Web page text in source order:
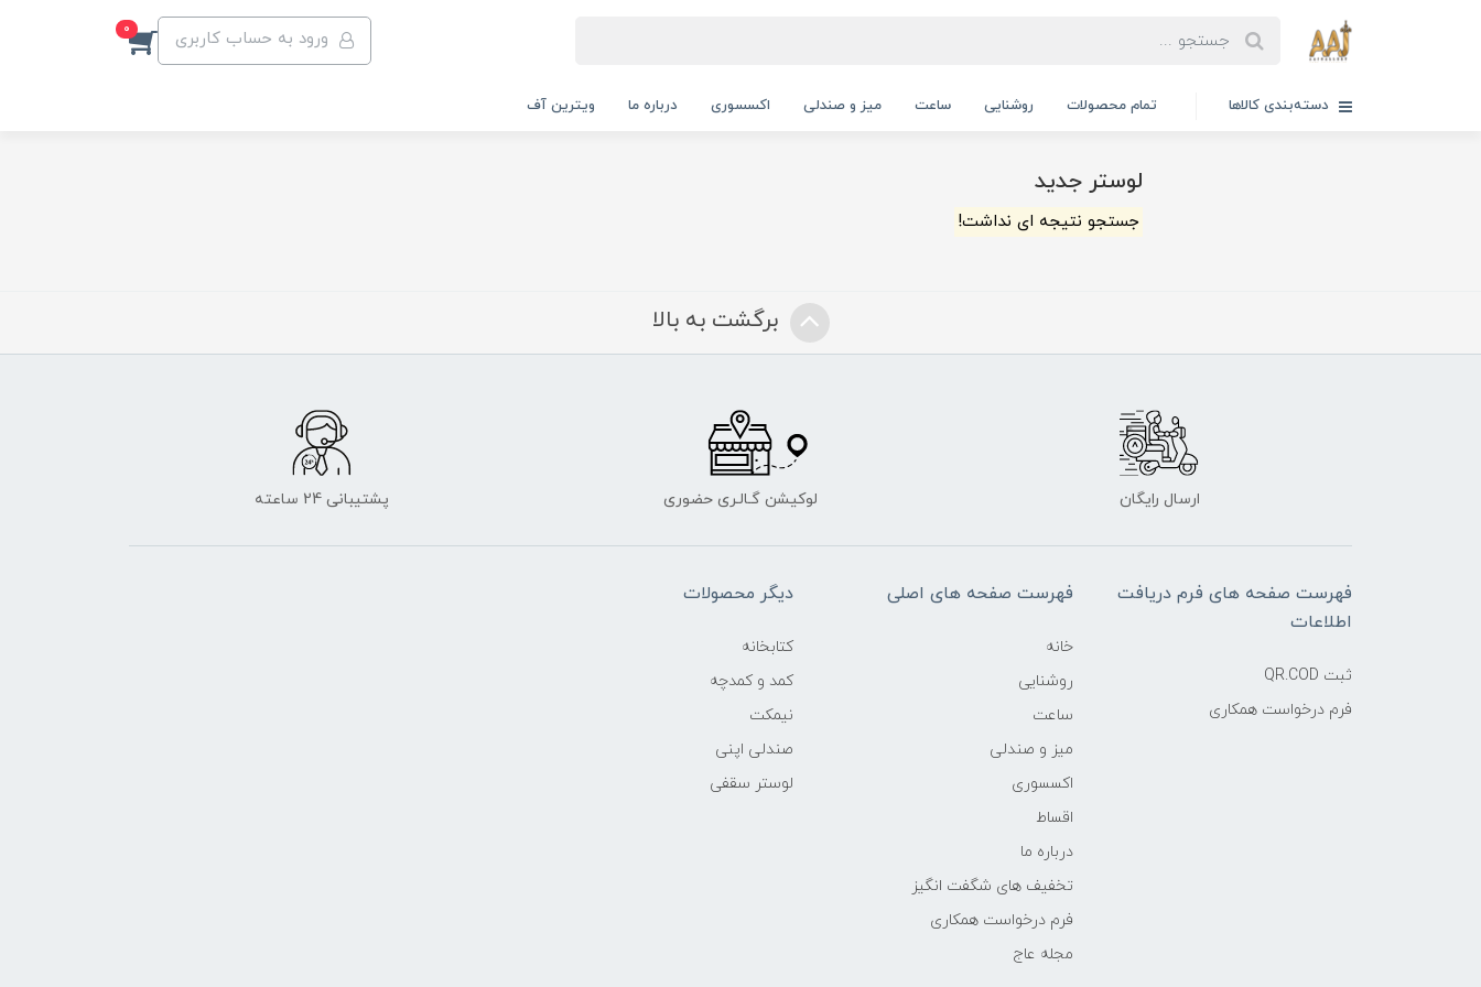
ورود به حساب کاربری 0
دسته‌بندی کالاها تمام محصولات روشنایی ساعت میز و صندلی اکسسوری درباره ما ویترین آف
لوستر جدید
جستجو نتیجه ای نداشت!
برگشت به بالا
ارسال رایگان لوکیشن گـالـری حضوری پشتیبانی 24 ساعته
فهرست صفحه های فرم دریافت
اطلاعات
ثبت QR.COD
فرم درخواست همکاری
فهرست صفحه های اصلی
خانه
روشنایی
ساعت
میز و صندلی
اکسسوری
اقساط
درباره ما
تخفیف های شگفت انگیز
فرم درخواست همکاری
مجله عاج
دیگر محصولات
کتابخانه
کمد و کمدچه
نیمکت
صندلی اپنی
لوستر سقفی